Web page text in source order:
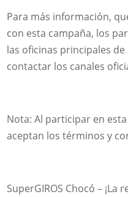
Para más información,
con esta campaña, los
las oficinas principales de
contactar los canales
Nota: Al participar en
aceptan los términos y
SuperGIROS Chocó –